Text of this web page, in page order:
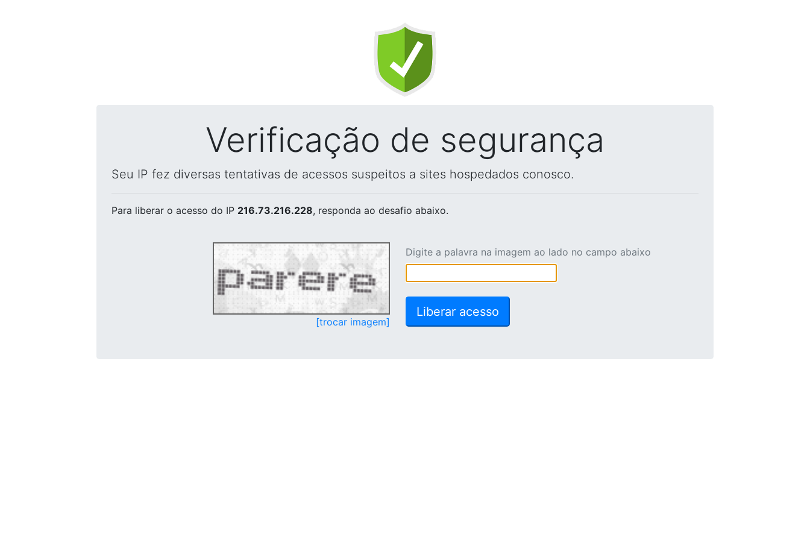
Verificação de segurança
Seu IP fez diversas tentativas de acessos suspeitos a sites hospedados conosco.
Para liberar o acesso do IP 216.73.216.228, responda ao desafio abaixo.
[trocar imagem]
Digite a palavra na imagem ao lado no campo abaixo